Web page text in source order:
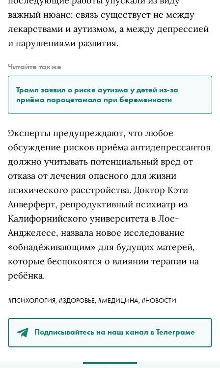
важный нюанс: связь существует не между
лекарствами и аутизмом, а между депрессией
и нарушениями развития.
Читайте также
Трамп заявил о риске аутизма у детей из-за
приёма парацетамола при беременности
Эксперты предупреждают, что любое
обсуждение рисков приёма антидепрессантов
должно учитывать потенциальный вред от
отказа от лечения опасного для жизни
психического расстройства. Доктор Кэти
Анверферт, репродуктивный психиатр из
Калифорнийского университета в Лос-
Анджелесе, назвала новое исследование
«обнадёживающим» для будущих матерей,
которые беспокоятся о влиянии терапии на
ребёнка.
#ПСИХОЛОГИЯ, #ЗДОРОВЬЕ, #МЕДИЦИНА, #НОВОСТИ
Подписывайтесь на наш канал в Телеграме